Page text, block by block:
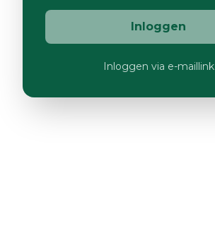
Inloggen
Inloggen via e-maillink